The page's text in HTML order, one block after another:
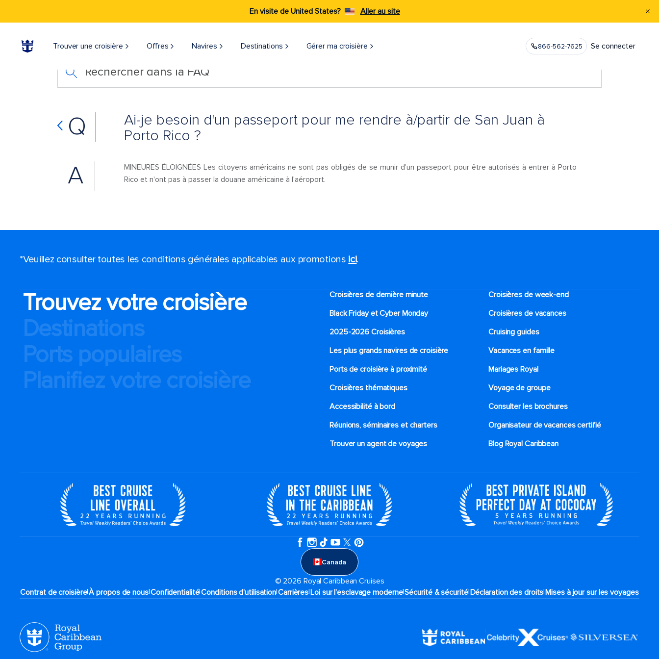
En visite de United States? Aller au site
Trouver une croisière Offres Navires Destinations Gérer ma croisière​ 866-562-7625 Se connecter
Rechercher dans la FAQ
Q
Ai-je besoin d'un passeport pour me rendre à/partir de San Juan à
Porto Rico ?
A
MINEURES ÉLOIGNÉES Les citoyens américains ne sont pas obligés de se munir d'un passeport pour être autorisés à entrer à Porto
Rico et n'ont pas à passer la douane américaine à l'aéroport.
*Veuillez consulter toutes les conditions générales applicables aux promotions ici.
Trouvez votre croisière
Destinations
Ports populaires
Planifiez votre croisière
Croisières de dernière minute
Croisières de week-end
Black Friday et Cyber Monday
Croisières de vacances
2025-2026 Croisières
Cruising guides
Les plus grands navires de croisière
Vacances en famille
Ports de croisière à proximité
Mariages Royal
Croisières thématiques
Voyage de groupe​
Accessibilité à bord​
Consulter les brochures
Réunions, séminaires et charters
Organisateur de vacances certifié
Trouver un agent de voyages
Blog Royal Caribbean
Canada
© 2026 Royal Caribbean Cruises
Contrat de croisière|À propos de nous|Confidentialité|Conditions d'utilisation|Carrières|Loi sur l'esclavage moderne|Sécurité & sécurité|Déclaration des droits|Mises à jour sur les voyages